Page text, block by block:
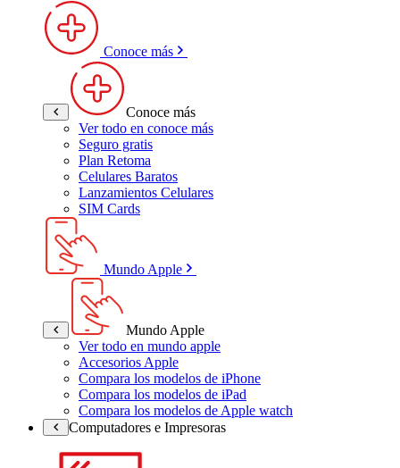
Conoce más
Conoce más
Ver todo en conoce más
Seguro gratis
Plan Retoma
Celulares Baratos
Lanzamientos Celulares
SIM Cards
Mundo Apple
Mundo Apple
Ver todo en mundo apple
Accesorios Apple
Compara los modelos de iPhone
Compara los modelos de iPad
Compara los modelos de Apple watch
Computadores e Impresoras